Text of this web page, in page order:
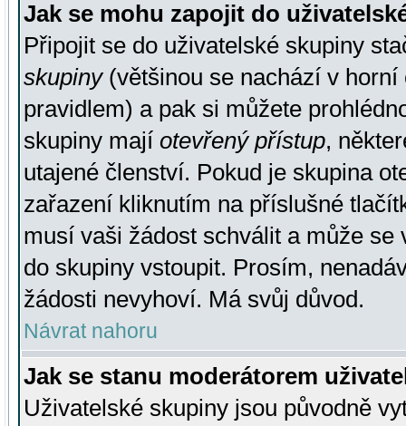
Jak se mohu zapojit do
Připojit se do uživatelské skupiny
skupiny(většinou se nachází v horní
pravidlem) a pak si můžete
skupiny mají otevřený přístup,
utajené členství. Pokud je skupina
zařazení kliknutím na příslušné
musí vaši žádost schválit a může se
do skupiny vstoupit. Prosím,
žádosti nevyhoví. Má svůj důvod.
Návrat nahoru
Jak se stanu moderátorem
Uživatelské skupiny jsou původně